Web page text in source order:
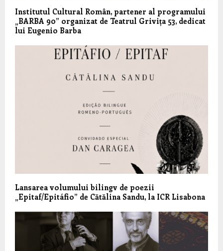
Institutul Cultural Român, partener al programului
„BARBA 90” organizat de Teatrul Grivița 53, dedicat
lui Eugenio Barba
Lansarea volumului bilingv de poezii
„Epitaf/Epitáfio” de Cătălina Sandu, la ICR Lisabona